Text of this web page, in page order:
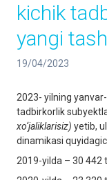
kichik
yangi
19/04/2023
2023- yilning
tadbirkorlik
xo‘jaliklarisiz) yetib,
dinamikasi
2019-yilda – 30 442